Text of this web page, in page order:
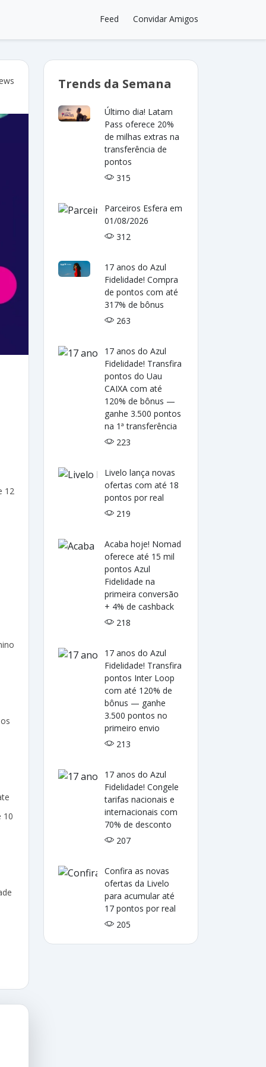
Feed Convidar Amigos
12
10
Trends da Semana
Último dia! Latam
Pass oferece 20%
de milhas extras na
transferência de
pontos
315
Parceiros Esfera em
01/08/2026
312
17 anos do Azul
Fidelidade! Compra
de pontos com até
317% de bônus
263
17 anos do Azul
Fidelidade! Transfira
pontos do Uau
CAIXA com até
120% de bônus —
ganhe 3.500 pontos
na 1ª transferência
223
Livelo lança novas
ofertas com até 18
pontos por real
219
Acaba hoje! Nomad
oferece até 15 mil
pontos Azul
Fidelidade na
primeira conversão
+ 4% de cashback
218
17 anos do Azul
Fidelidade! Transfira
pontos Inter Loop
com até 120% de
bônus — ganhe
3.500 pontos no
primeiro envio
213
17 anos do Azul
Fidelidade! Congele
tarifas nacionais e
internacionais com
70% de desconto
207
Confira as novas
ofertas da Livelo
para acumular até
17 pontos por real
205